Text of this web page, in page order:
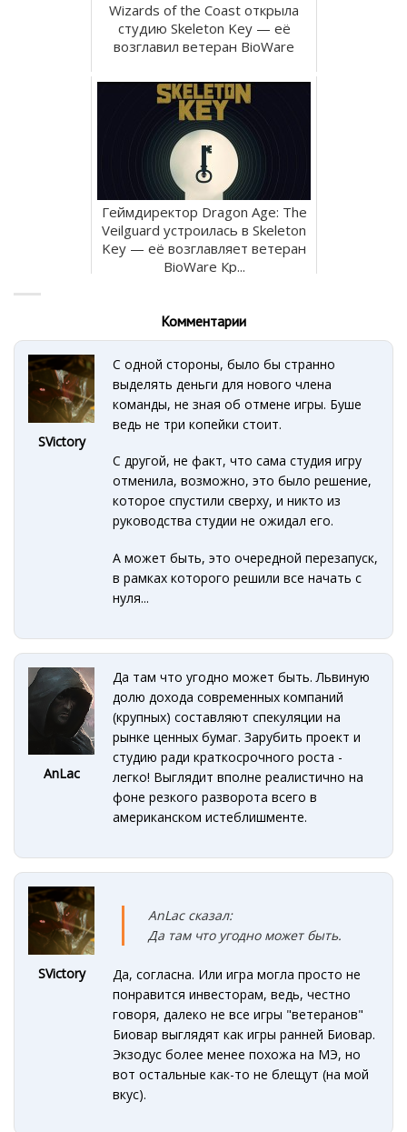
Wizards of the Coast открыла
студию Skeleton Key — её
возглавил ветеран BioWare
Геймдиректор Dragon Age: The
Veilguard устроилась в Skeleton
Key — её возглавляет ветеран
BioWare Кр...
Комментарии
SVictory
С одной стороны, было бы странно
выделять деньги для нового члена
команды, не зная об отмене игры. Буше
ведь не три копейки стоит.
С другой, не факт, что сама студия игру
отменила, возможно, это было решение,
которое спустили сверху, и никто из
руководства студии не ожидал его.
А может быть, это очередной перезапуск,
в рамках которого решили все начать с
нуля...
AnLac
Да там что угодно может быть. Львиную
долю дохода современных компаний
(крупных) составляют спекуляции на
рынке ценных бумаг. Зарубить проект и
студию ради краткосрочного роста -
легко! Выглядит вполне реалистично на
фоне резкого разворота всего в
американском истеблишменте.
SVictory
AnLac сказал:
Да там что угодно может быть.
Да, согласна. Или игра могла просто не
понравится инвесторам, ведь, честно
говоря, далеко не все игры "ветеранов"
Биовар выглядят как игры ранней Биовар.
Экзодус более менее похожа на МЭ, но
вот остальные как-то не блещут (на мой
вкус).